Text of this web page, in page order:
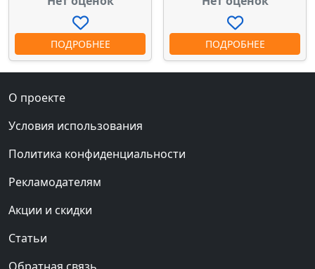
ПОДРОБНЕЕ ПОДРОБНЕЕ
О проекте
Условия использования
Политика конфиденциальности
Рекламодателям
Акции и скидки
Статьи